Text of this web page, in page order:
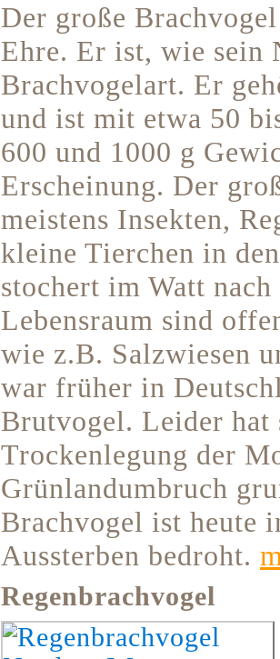
Der große
Ehre. Er ist, wie sein
Brachvogelart. Er
und ist mit etwa 50
600 und 1000 g
Erscheinung. Der
meistens Insekten,
kleine Tierchen in
stochert im Watt
Lebensraum sind
wie z.B. Salzwiesen
war früher in
Brutvogel. Leider hat
Trockenlegung der
Grünlandumbruch
Brachvogel ist heute
Aussterben bedroht.
Regenbrachvogel